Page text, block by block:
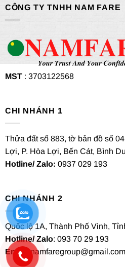
CÔNG TY TNHH NAM FARE
MST: 3703122568
CHI NHÁNH 1
Thửa đất số 883, tờ bản đồ số
Lợi, P. Hòa Lợi, Bến Cát, Bình
Hotline/ Zalo: 0937 029 193
CHI NHÁNH 2
Quốc lộ 1A, Thành Phố Vinh,
Hotline/ Zalo: 093 70 29 193
Email
: namfaregroup@gmail.com